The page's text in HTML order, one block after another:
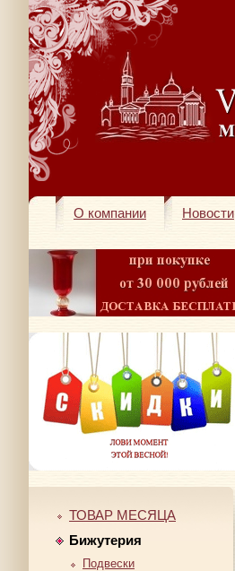
О компании Новости
ТОВАР МЕСЯЦА
Бижутерия
Подвески